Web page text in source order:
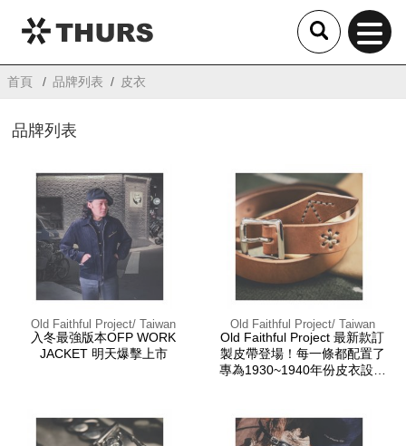
THURS
首頁 品牌列表 皮衣
品牌列表
Old Faithful Project/ Taiwan
入冬最強版本OFP WORK
JACKET 明天爆擊上市
Old Faithful Project/ Taiwan
Old Faithful Project 最新款訂
製皮帶登場！每一條都配置了
專為1930~1940年份皮衣設計